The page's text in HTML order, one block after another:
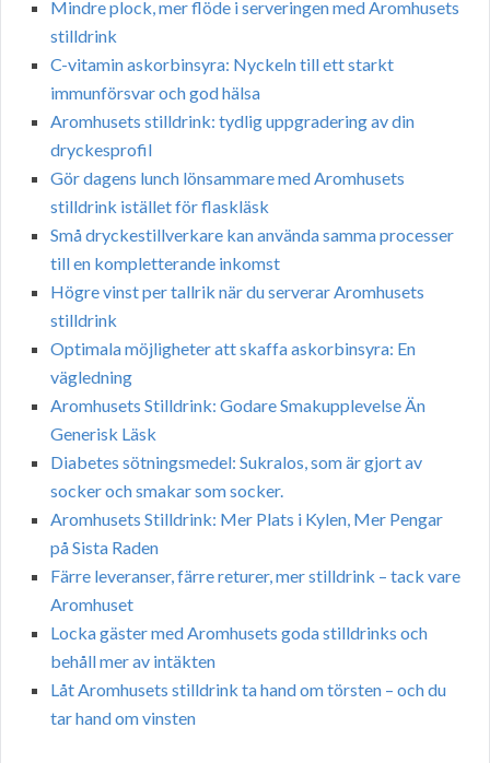
Mindre plock, mer flöde i serveringen med Aromhusets
stilldrink
C-vitamin askorbinsyra: Nyckeln till ett starkt
immunförsvar och god hälsa
Aromhusets stilldrink: tydlig uppgradering av din
dryckesprofil
Gör dagens lunch lönsammare med Aromhusets
stilldrink istället för flaskläsk
Små dryckestillverkare kan använda samma processer
till en kompletterande inkomst
Högre vinst per tallrik när du serverar Aromhusets
stilldrink
Optimala möjligheter att skaffa askorbinsyra: En
vägledning
Aromhusets Stilldrink: Godare Smakupplevelse Än
Generisk Läsk
Diabetes sötningsmedel: Sukralos, som är gjort av
socker och smakar som socker.
Aromhusets Stilldrink: Mer Plats i Kylen, Mer Pengar
på Sista Raden
Färre leveranser, färre returer, mer stilldrink – tack vare
Aromhuset
Locka gäster med Aromhusets goda stilldrinks och
behåll mer av intäkten
Låt Aromhusets stilldrink ta hand om törsten – och du
tar hand om vinsten